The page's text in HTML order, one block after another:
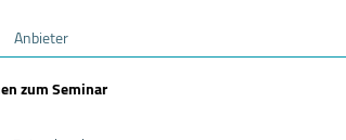
Anbieter
zum Seminar